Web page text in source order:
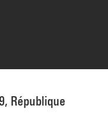
République
Philippe Migeat/Dist.